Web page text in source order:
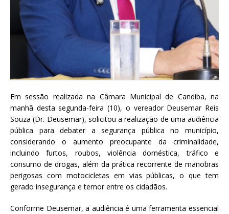
Em sessão realizada na Câmara Municipal de Candiba, na
manhã desta segunda-feira (10), o vereador Deusemar Reis
Souza (Dr. Deusemar), solicitou a realização de uma audiência
pública para debater a segurança pública no município,
considerando o aumento preocupante da criminalidade,
incluindo furtos, roubos, violência doméstica, tráfico e
consumo de drogas, além da prática recorrente de manobras
perigosas com motocicletas em vias públicas, o que tem
gerado insegurança e temor entre os cidadãos.
Conforme Deusemar, a audiência é uma ferramenta essencial